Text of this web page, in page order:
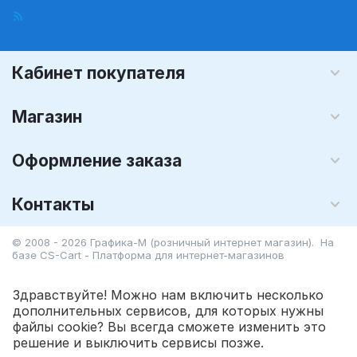
301.35 Р
Кабинет покупателя
Магазин
Оформление заказа
Контакты
© 2008 - 2026 Графика-М (розничный интернет магазин). На
базе CS-Cart - Платформа для интернет-магазинов
Здравствуйте! Можно нам включить несколько
дополнительных сервисов, для которых нужны
файлы cookie? Вы всегда сможете изменить это
решение и выключить сервисы позже.